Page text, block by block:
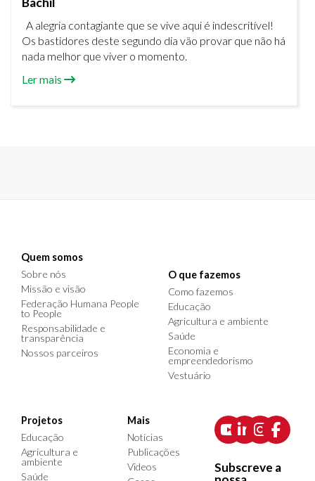
Os bastidores deste segundo dia vão provar que não há
nada melhor que viver o momento.
Ler mais
Quem somos
Sobre nós
Missão e visão
Federação Humana People
to People
Responsabilidade e
transparência
Nossos parceiros
O que fazemos
Como fazemos
Educação
Agricultura e ambiente
Saúde
Economia e
empreendedorismo
Vestuário
Projetos
Educação
Agricultura e
ambiente
Saúde
Mais
Notícias
Publicações
Videos
Subscreve a